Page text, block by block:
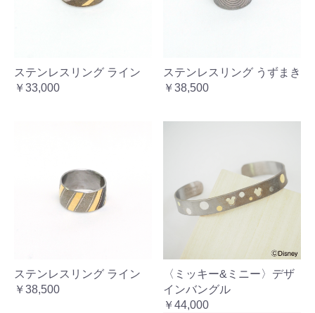
ステンレスリング ライン
￥33,000
ステンレスリング うずまき
￥38,500
ステンレスリング ライン
￥38,500
〈ミッキー&ミニー〉デザ
インバングル
￥44,000